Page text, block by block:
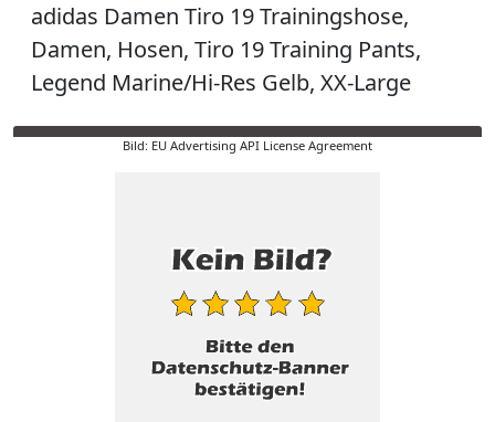
adidas Damen Tiro 19 Trainingshose,
Damen, Hosen, Tiro 19 Training Pants,
Legend Marine/Hi-Res Gelb, XX-Large
Bild: EU Advertising API License Agreement